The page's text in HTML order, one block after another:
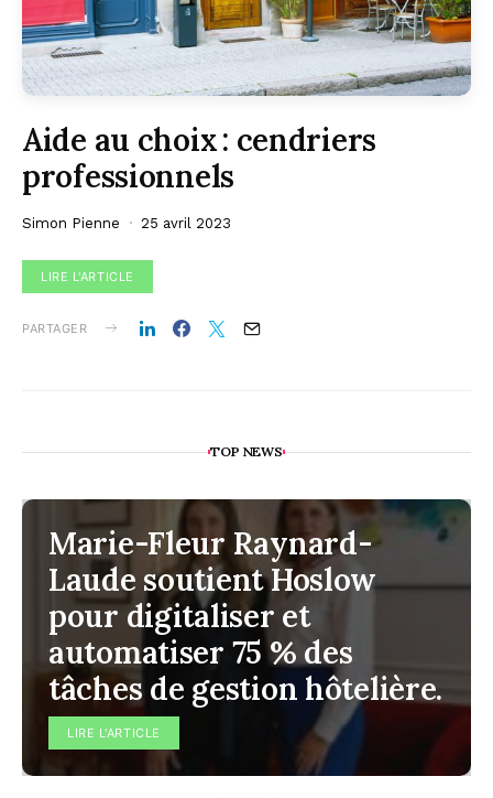
Aide au choix : cendriers
professionnels
Simon Pienne 25 avril 2023
LIRE L'ARTICLE
PARTAGER
TOP NEWS
Marie-Fleur Raynard-
Laude soutient Hoslow
pour digitaliser et
automatiser 75 % des
tâches de gestion hôtelière.
LIRE L'ARTICLE